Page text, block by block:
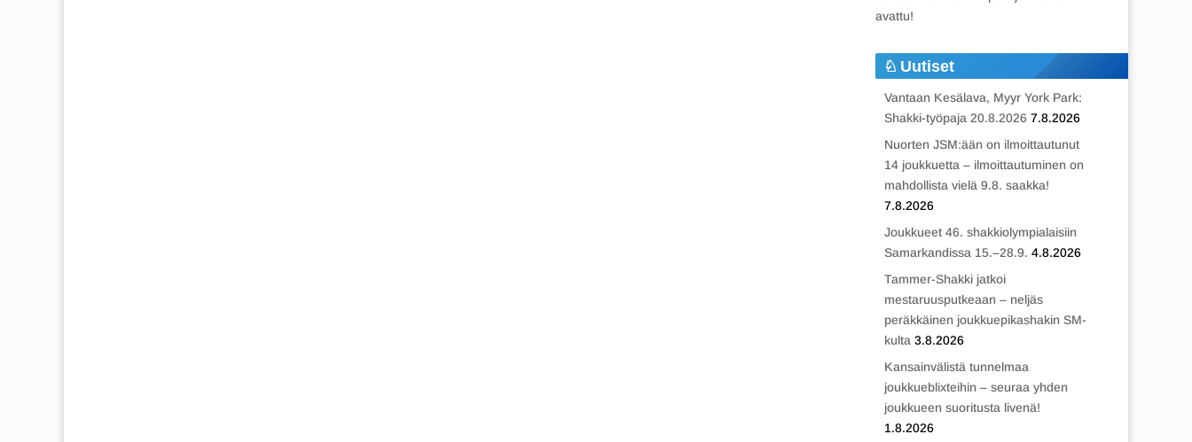
avattu!
Uutiset
Vantaan Kesälava, Myyr York Park:
Shakki-työpaja 20.8.2026 7.8.2026
Nuorten JSM:ään on ilmoittautunut
14 joukkuetta – ilmoittautuminen on
mahdollista vielä 9.8. saakka!
7.8.2026
Joukkueet 46. shakkiolympialaisiin
Samarkandissa 15.–28.9. 4.8.2026
Tammer-Shakki jatkoi
mestaruusputkeaan – neljäs
peräkkäinen joukkuepikashakin SM-
kulta 3.8.2026
Kansainvälistä tunnelmaa
joukkueblixteihin – seuraa yhden
joukkueen suoritusta livenä!
1.8.2026